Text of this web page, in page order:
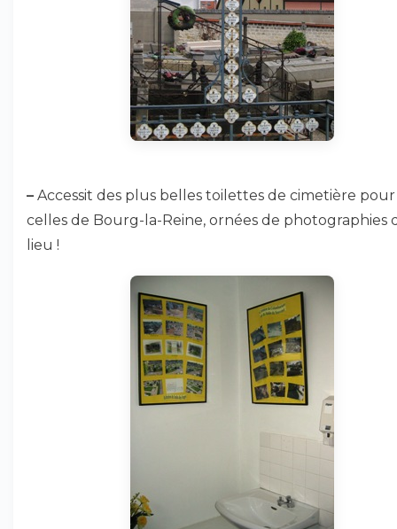
– Accessit des plus belles toilettes de cimetière pour
celles de Bourg-la-Reine, ornées de photographies
lieu !